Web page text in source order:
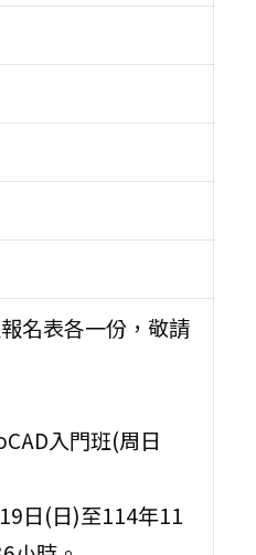
名表各一份，敬請
入門班(周日
日(日)至114年11